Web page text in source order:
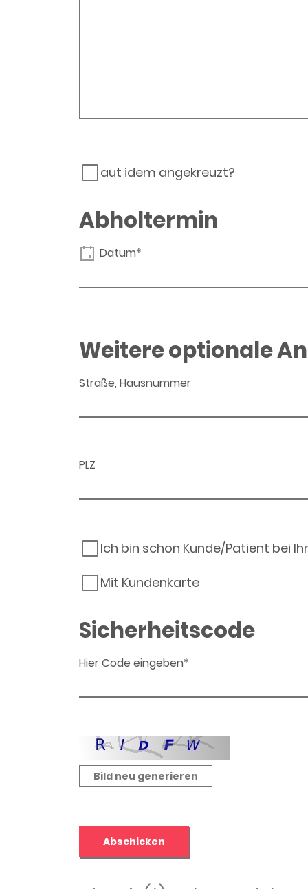
aut idem angekreuzt?
Abholtermin
Datum*
Weitere optionale
Straße, Hausnummer
PLZ
Ich bin schon Kunde/Patient bei
Mit Kundenkarte
Sicherheitscode
Hier Code eingeben*